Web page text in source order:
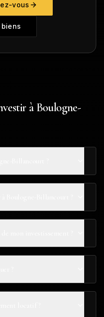
vous
à Boulogne-